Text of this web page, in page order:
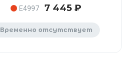
E4997 7 445 ₽
Временно отсутствует